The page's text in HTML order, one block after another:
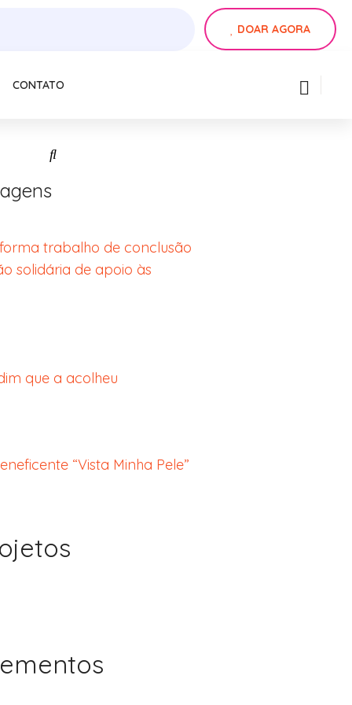
DOAR AGORA
CONTATO
trabalho de conclusão
solidária de apoio às
que a acolheu
“Vista Minha Pele”